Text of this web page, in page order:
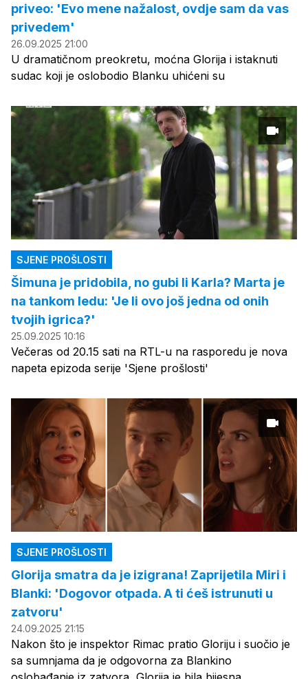
priveo: 'Evo mene nažalost, ovdje sam da vas
privedem'
26.09.2025 21:00
U dramatičnom preokretu, moćna Glorija i istaknuti
sudac koji je oslobodio Blanku uhićeni su
SJENE PROŠLOSTI
Šimuna je pridobila, no gubi li Karla? Marta je
na tankom ledu: 'Je li ovo još jedna od onih
tvojih igrica?'
25.09.2025 10:16
Večeras od 20.15 sati na RTL-u na rasporedu je nova
napeta epizoda serije 'Sjene prošlosti'
SJENE PROŠLOSTI
Glorija smatra da je izigrana! Zaprijetila Miri i
Blanki: 'Dogovor otpada. A ti ćeš istrunuti u
zatvoru'
24.09.2025 21:15
Nakon što je inspektor Rimac pratio Gloriju i suočio je
sa sumnjama da je odgovorna za Blankino